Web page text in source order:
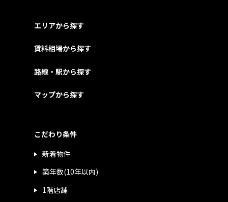
エリアから探す
賃料相場から探す
路線・駅から探す
マップから探す
こだわり条件
新着物件
築年数(10年以内)
1階店舗